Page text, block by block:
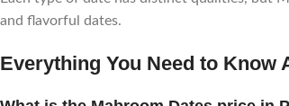
and flavorful dates.
Everything You Need to Know